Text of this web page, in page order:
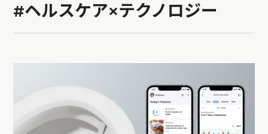
#ヘルスケア×テクノロジー